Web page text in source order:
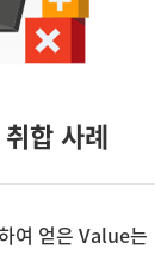
합 사례
여 얻은 Value는